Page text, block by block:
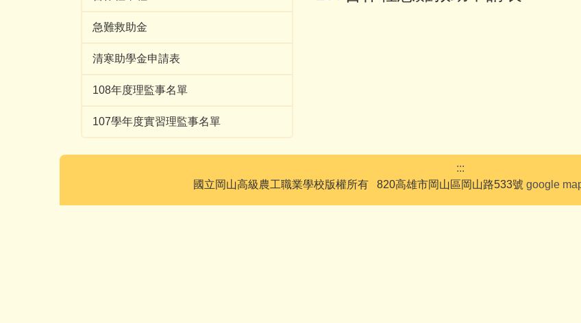
急難救助金
清寒助學金申請表
108年度理監事名單
107學年度實習理監事名單
:::
國立岡山高級農工職業學校版權所有 820高雄市岡山區岡山路533號 google